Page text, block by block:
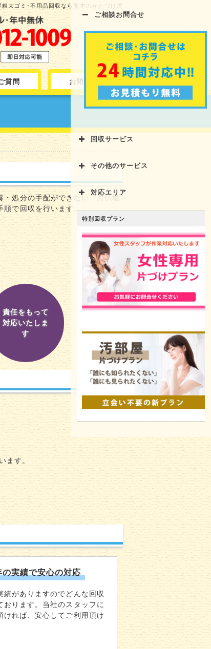
大ゴミ･不用品回収なら熊本のかたづけ屋
質問 お問合せ
処分の手配ができない、お仏壇
で回収を行います。
責任をもって
対応いたしま
す
ます。
の実績で安心の対応
績がありますのでどんな回収
おります。当社のスタッフに
ければ、安心してご利用頂け
ご相談お問合せ
回収サービス
その他のサービス
対応エリア
特別回収プラン